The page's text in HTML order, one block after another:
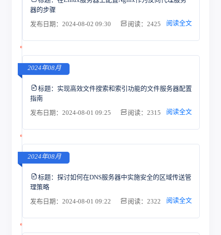
器的步骤
发布日期：2024-08-02 09:30
阅读：2425 阅读全文
2024年08月
标题： 实现高效文件搜索和索引功能的文件服务器配置
指南
发布日期：2024-08-01 09:25
阅读：2315 阅读全文
2024年08月
标题： 探讨如何在DNS服务器中实施安全的区域传送管
理策略
发布日期：2024-08-01 09:22
阅读：2322 阅读全文